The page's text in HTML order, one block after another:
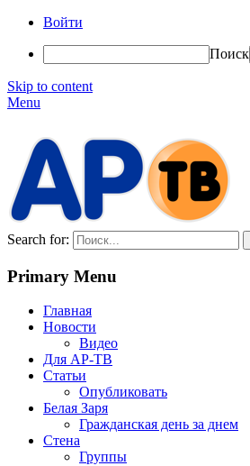
Войти
Поиск
Skip to content
Menu
Search for:
Primary Menu
Главная
Новости
Видео
Для АР-ТВ
Статьи
Опубликовать
Белая Заря
Гражданская день за днем
Стена
Группы